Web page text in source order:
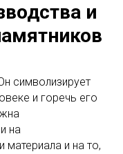
и
символизирует
и горечь его
на
материала и на то,